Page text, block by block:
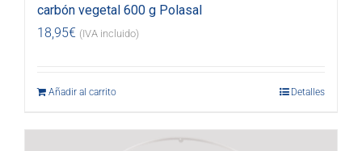
carbón vegetal 600 g Polasal
18,95€ (IVA incluido)
Añadir al carrito Detalles